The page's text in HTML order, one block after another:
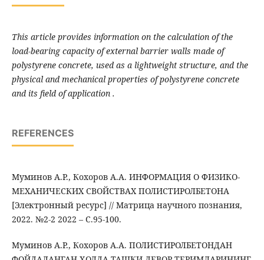
This article provides information on the calculation of the
load-bearing capacity of external barrier walls made of
polystyrene concrete, used as a lightweight structure, and the
physical and mechanical properties of polystyrene concrete
and its field of application .
REFERENCES
Муминов А.Р., Кохоров А.А. ИНФОРМАЦИЯ О ФИЗИКО-
МЕХАНИЧЕСКИХ СВОЙСТВАХ ПОЛИСТИРОЛБЕТОНА
[Электронный ресурс] // Матрица научного познания,
2022. №2-2 2022 – С.95-100.
Муминов А.Р., Кохоров А.А. ПОЛИСТИРОЛБЕТОНДАН